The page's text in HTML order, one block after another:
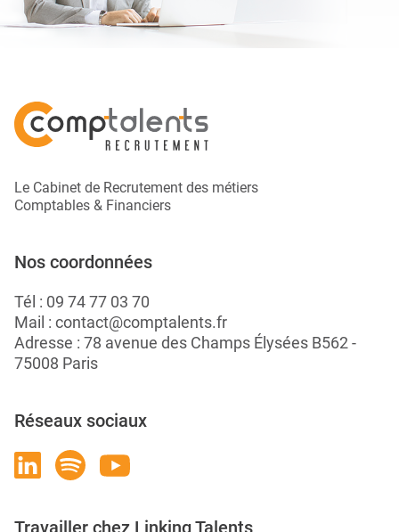
Le Cabinet de Recrutement des métiers
Comptables & Financiers
Nos coordonnées
Tél : 09 74 77 03 70
Mail : contact@comptalents.fr
Adresse : 78 avenue des Champs Élysées B562 -
75008 Paris
Réseaux sociaux
Travailler chez Linking Talents